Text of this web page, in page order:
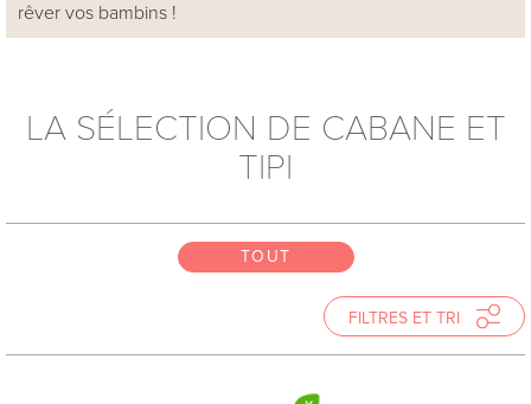
rêver vos bambins !
LA SÉLECTION DE CABANE ET
TIPI
TOUT
FILTRES ET TRI